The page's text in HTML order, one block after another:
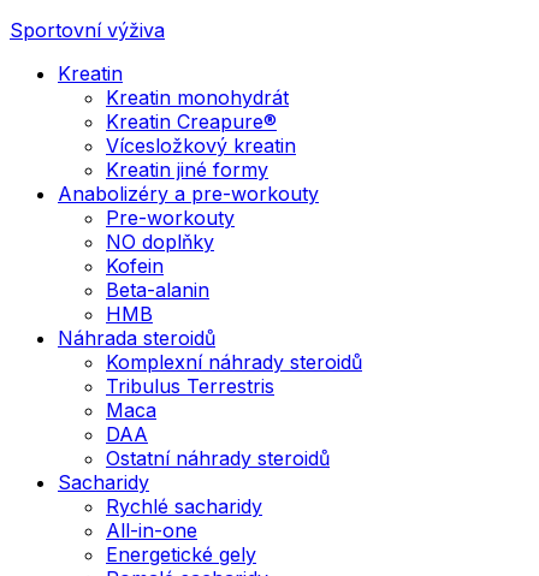
Sportovní výživa
Kreatin
Kreatin monohydrát
Kreatin Creapure®
Vícesložkový kreatin
Kreatin jiné formy
Anabolizéry a pre-workouty
Pre-workouty
NO doplňky
Kofein
Beta-alanin
HMB
Náhrada steroidů
Komplexní náhrady steroidů
Tribulus Terrestris
Maca
DAA
Ostatní náhrady steroidů
Sacharidy
Rychlé sacharidy
All-in-one
Energetické gely